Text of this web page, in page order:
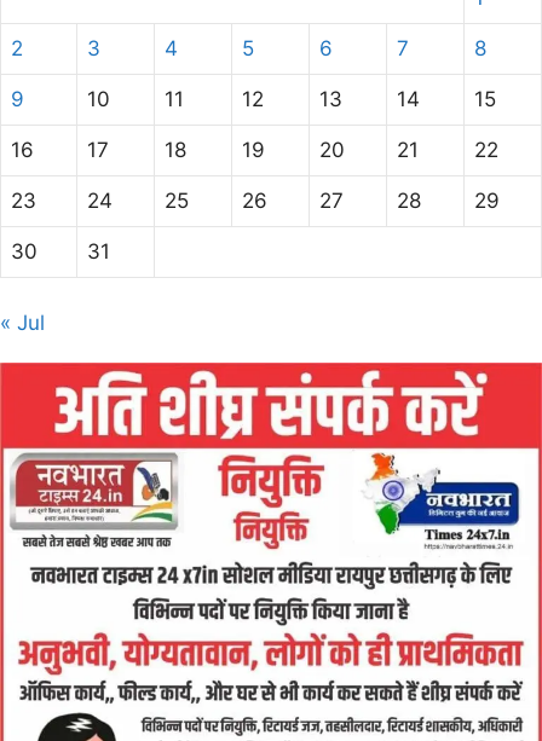
2 3 4 5 6 7 8
9 10 11 12 13 14 15
16 17 18 19 20 21 22
23 24 25 26 27 28 29
30 31
« Jul